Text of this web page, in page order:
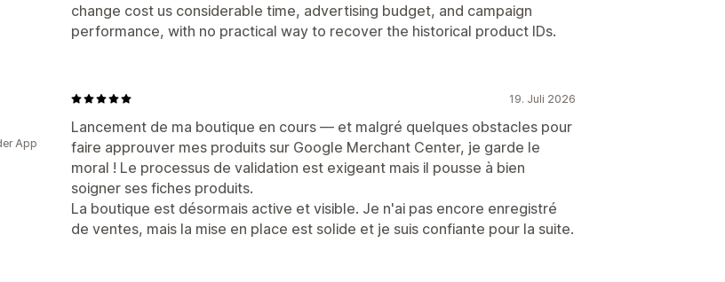
change cost us considerable time, advertising budget, and campaign
performance, with no practical way to recover the historical product IDs.
19. Juli 2026
Lancement de ma boutique en cours — et malgré quelques obstacles pour
faire approuver mes produits sur Google Merchant Center, je garde le
moral ! Le processus de validation est exigeant mais il pousse à bien
soigner ses fiches produits.
La boutique est désormais active et visible. Je n'ai pas encore enregistré
de ventes, mais la mise en place est solide et je suis confiante pour la suite.
App